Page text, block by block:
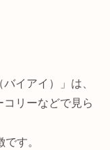
イアイ）」は、
リーなどで見ら
す。